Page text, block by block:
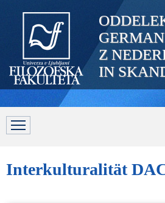
Z
IN
ABTEILUNG
Interkulturalität